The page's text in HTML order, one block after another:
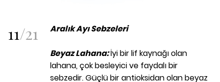
11/21 Aralık Ayı Sebzeleri
Beyaz Lahana:İyi bir lif kaynağı olan
lahana, çok besleyici ve faydalı bir
sebzedir. Güçlü bir antioksidan olan beyaz